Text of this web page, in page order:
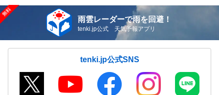
雨雲レーダーで雨を回避！
tenki.jp公式 天気予報アプリ
tenki.jp公式SNS